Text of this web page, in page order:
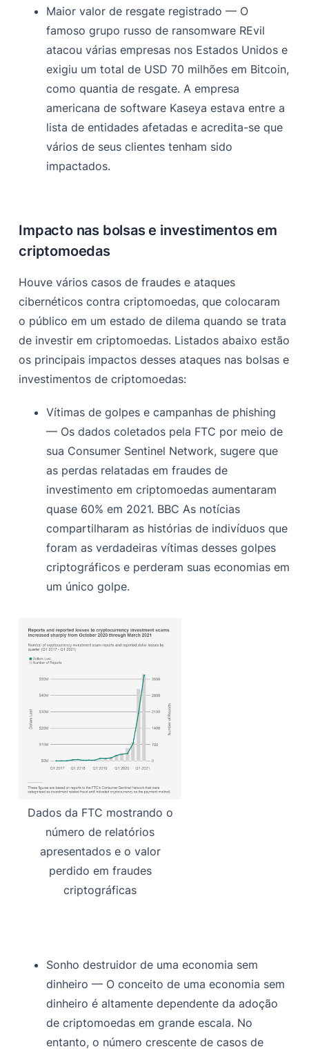
Maior valor de resgate registrado — O
famoso grupo russo de ransomware REvil
atacou várias empresas nos Estados Unidos e
exigiu um total de USD 70 milhões em Bitcoin,
como quantia de resgate. A empresa
americana de software Kaseya estava entre a
lista de entidades afetadas e acredita-se que
vários de seus clientes tenham sido
impactados.
Impacto nas bolsas e investimentos em
criptomoedas
Houve vários casos de fraudes e ataques
cibernéticos contra criptomoedas, que colocaram
o público em um estado de dilema quando se trata
de investir em criptomoedas. Listados abaixo estão
os principais impactos desses ataques nas bolsas e
investimentos de criptomoedas:
Vítimas de golpes e campanhas de phishing
— Os dados coletados pela FTC por meio de
sua Consumer Sentinel Network, sugere que
as perdas relatadas em fraudes de
investimento em criptomoedas aumentaram
quase 60% em 2021. BBC As notícias
compartilharam as histórias de indivíduos que
foram as verdadeiras vítimas desses golpes
criptográficos e perderam suas economias em
um único golpe.
Dados da FTC mostrando o
número de relatórios
apresentados e o valor
perdido em fraudes
criptográficas
Sonho destruidor de uma economia sem
dinheiro — O conceito de uma economia sem
dinheiro é altamente dependente da adoção
de criptomoedas em grande escala. No
entanto, o número crescente de casos de